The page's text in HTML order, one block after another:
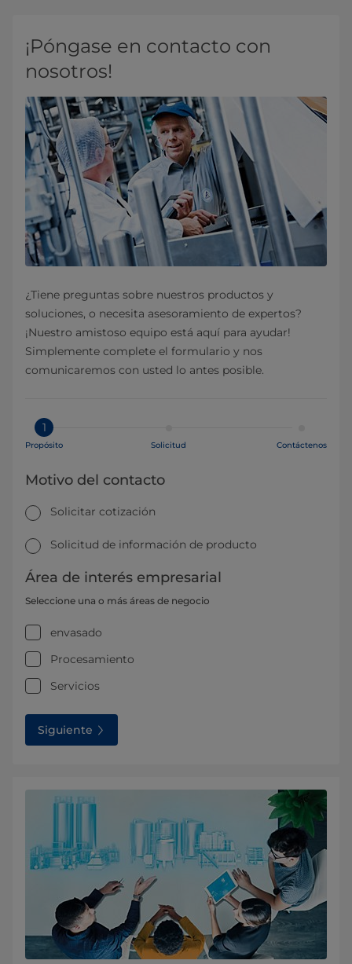
¡Póngase en contacto con
nosotros!
¿Tiene preguntas sobre nuestros productos y
soluciones, o necesita asesoramiento de expertos?
¡Nuestro amistoso equipo está aquí para ayudar!
Simplemente complete el formulario y nos
comunicaremos con usted lo antes posible.
1
Propósito Solicitud Contáctenos
Motivo del contacto
Solicitar cotización
Solicitud de información de producto
Área de interés empresarial
Seleccione una o más áreas de negocio
envasado
Procesamiento
Servicios
Siguiente